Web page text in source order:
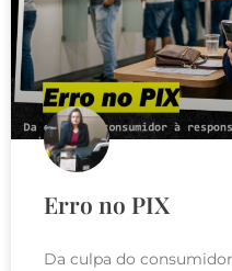
Erro no PIX
Da culpa do